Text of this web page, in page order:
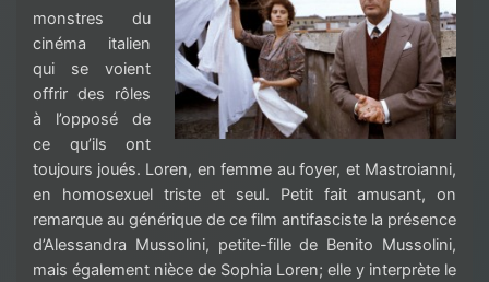
monstres du
cinéma italien
qui se voient
offrir des rôles
à l’opposé de
ce qu’ils ont
toujours joués. Loren, en femme au foyer, et Mastroianni,
en homosexuel triste et seul. Petit fait amusant, on
remarque au générique de ce film antifasciste la présence
d’Alessandra Mussolini, petite-fille de Benito Mussolini,
mais également nièce de Sophia Loren; elle y interprète le